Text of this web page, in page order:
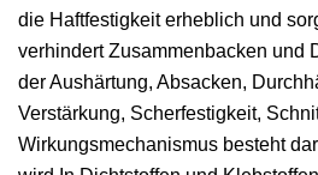
die Haftfestigkeit erheblich und
verhindert Zusammenbacken und
der Aushärtung, Absacken,
Verstärkung, Scherfestigkeit,
Wirkungsmechanismus besteht